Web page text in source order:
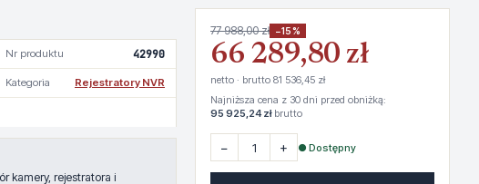
Nr produktu 42990
Kategoria Rejestratory NVR
kamery, rejestratora i
77 988,00 zł −15%
66 289,80 zł
netto · brutto 81 536,45 zł
Najniższa cena z 30 dni przed obniżką:
95 925,24 złbrutto
− + ● Dostępny